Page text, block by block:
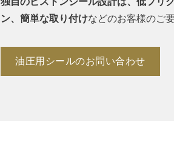
ン、簡単な取り付けなどのお客様のご
油圧用シールのお問い合わせ